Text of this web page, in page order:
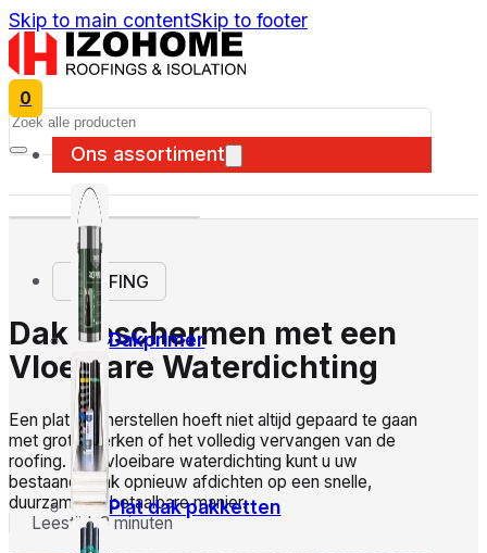
Skip to main contentSkip to footer
0
Ons assortiment
Dakprimer
Plat dak pakketten
Search
ROOFING
Dak beschermen met een
Vloeibare Waterdichting
Een plat dak herstellen hoeft niet altijd gepaard te gaan
met grote werken of het volledig vervangen van de
roofing. Met vloeibare waterdichting kunt u uw
bestaande dak opnieuw afdichten op een snelle,
duurzame en betaalbare manier.
Leestijd: 3 minuten